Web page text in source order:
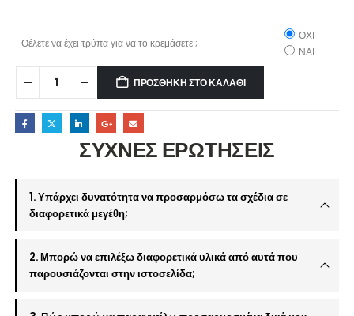
Θέλετε να έχει τρύπα για να το κρεμάσετε ;
ΟΧΙ
ΝΑΙ
ΠΡΟΣΘΉΚΗ ΣΤΟ ΚΑΛΆΘΙ
ΣΥΧΝΕΣ ΕΡΩΤΗΣΕΙΣ
1. Υπάρχει δυνατότητα να προσαρμόσω τα σχέδια σε
διαφορετικά μεγέθη;
2. Μπορώ να επιλέξω διαφορετικά υλικά από αυτά που
παρουσιάζονται στην ιστοσελίδα;